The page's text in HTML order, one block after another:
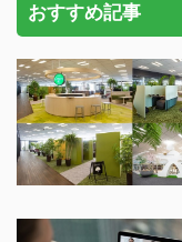
おすすめ記事